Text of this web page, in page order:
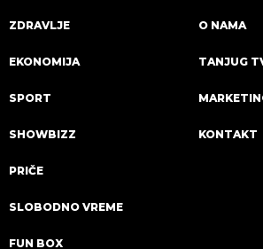
ZDRAVLJE
EKONOMIJA
SPORT
SHOWBIZZ
PRIČE
SLOBODNO VREME
FUN BOX
O NAMA
TANJUG
KONTAKT